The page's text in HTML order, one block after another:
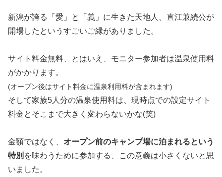
即決の理由、明確にありましたね。つくづくこういうのも
ご縁だよなぁと思いました。
ちなみにここ、
たちのぼる五色の湯けむりから発見され、伊達、
蒲生、 上杉の藩主 に受け継がれてきた温泉。1609
いわれている。
目の前に広がる奥羽山脈の雄大な山々、のどかで
なつかしい山の一軒宿。展望露天風呂、森の露天